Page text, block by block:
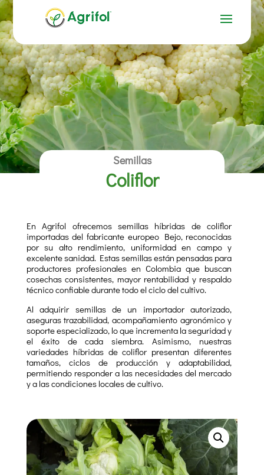
Semillas
Coliflor
En Agrifol ofrecemos semillas híbridas de coliflor
importadas del fabricante europeo Bejo, reconocidas
por su alto rendimiento, uniformidad en campo y
excelente sanidad. Estas semillas están pensadas para
productores profesionales en Colombia que buscan
cosechas consistentes, mayor rentabilidad y respaldo
técnico confiable durante todo el ciclo del cultivo.
Al adquirir semillas de un importador autorizado,
aseguras trazabilidad, acompañamiento agronómico y
soporte especializado, lo que incrementa la seguridad y
el éxito de cada siembra. Asimismo, nuestras
variedades híbridas de coliflor presentan diferentes
tamaños, ciclos de producción y adaptabilidad,
permitiendo responder a las necesidades del mercado
y a las condiciones locales de cultivo.